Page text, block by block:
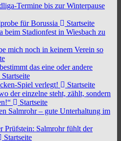
Termine bis zur Winterpause
für Borussia
Startseite
beim Stadionfest in Wiesbach zu
mich noch in keinem Verein so
das eine oder andere
Startseite
Spiel verlegt!
Startseite
der einzelne steht, zählt, sondern
Startseite
Salmrohr – gute Unterhaltung im
Prüfstein: Salmrohr fühlt der
Startseite